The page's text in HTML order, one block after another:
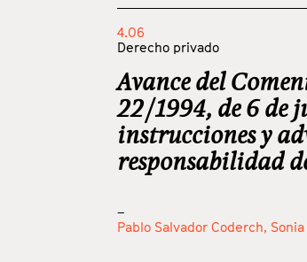
4.06
Derecho privado
Avance del
22/1994, de 6 de
instrucciones y
responsabilidad
_
Pablo Salvador Coderch,